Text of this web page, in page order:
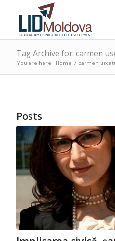
Tag Archive for: carmen
You are here: Home / carmen
Posts